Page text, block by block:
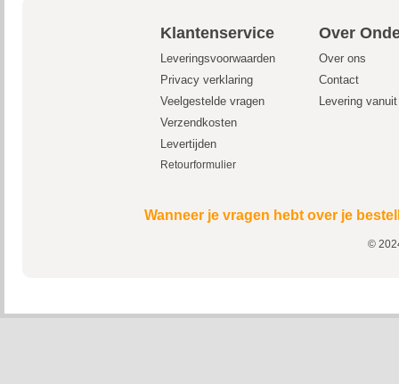
Klantenservice Over
Leveringsvoorwaarden
Over ons
Privacy verklaring
Contact
Veelgestelde vragen
Levering
Verzendkosten
Levertijden
Retourformulier
Wanneer je vragen hebt over je
©